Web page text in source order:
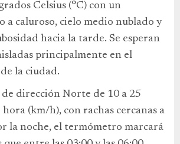
Celsius (°C) con un
a caluroso, cielo medio nublado y
hacia la tarde. Se esperan
principalmente en el
la ciudad.
dirección Norte de 10 a 25
(km/h), con rachas cercanas a
la noche, el termómetro marcará